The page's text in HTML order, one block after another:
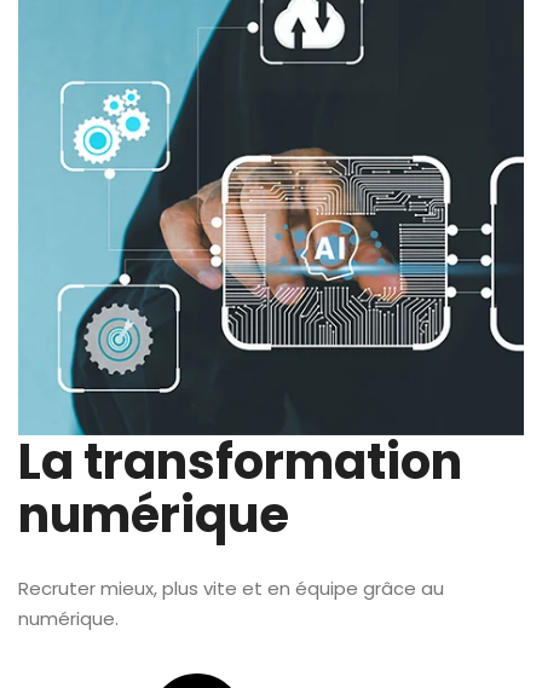
La transformation
numérique
Recruter mieux, plus vite et en équipe grâce au
numérique.